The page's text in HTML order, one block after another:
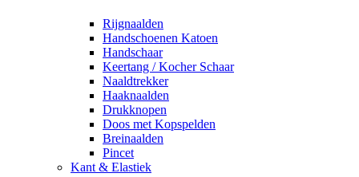
Rijgnaalden
Handschoenen Katoen
Handschaar
Keertang / Kocher Schaar
Naaldtrekker
Haaknaalden
Drukknopen
Doos met Kopspelden
Breinaalden
Pincet
Kant & Elastiek